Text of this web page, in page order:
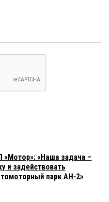
«Наша задача –
и задействовать
парк АН-2»